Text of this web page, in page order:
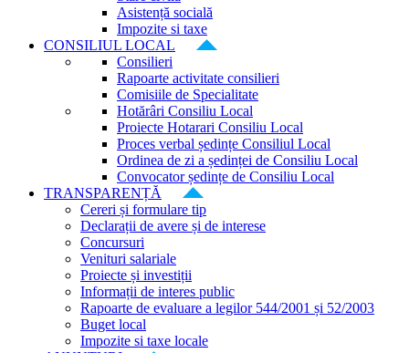
Asistență socială
Impozite si taxe
CONSILIUL LOCAL
Consilieri
Rapoarte activitate consilieri
Comisiile de Specialitate
Hotărâri Consiliu Local
Proiecte Hotarari Consiliu Local
Proces verbal ședințe Consiliul Local
Ordinea de zi a ședinței de Consiliu Local
Convocator ședințe de Consiliu Local
TRANSPARENȚĂ
Cereri și formulare tip
Declarații de avere și de interese
Concursuri
Venituri salariale
Proiecte și investiții
Informații de interes public
Rapoarte de evaluare a legilor 544/2001 și 52/2003
Buget local
Impozite si taxe locale